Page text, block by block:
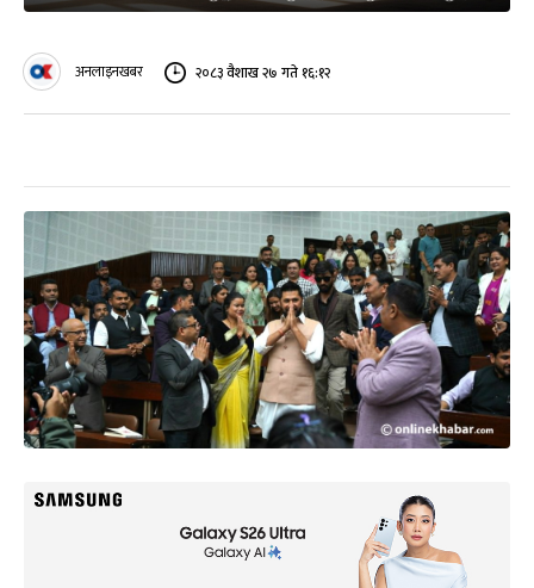
अनलाइनखबर २०८३ वैशाख २७ गते १६:१२